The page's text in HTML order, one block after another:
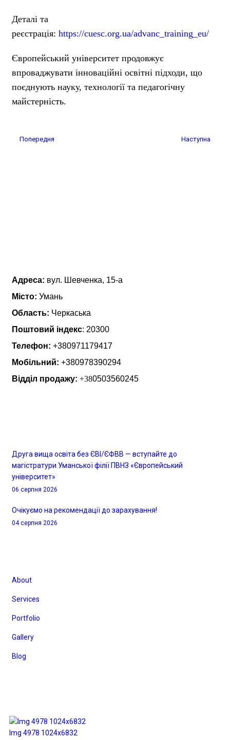
Деталі та
реєстрація: https://cuesc.org.ua/advanc_training_eu/
Європейський університет продовжує
впроваджувати інноваційні освітні підходи, що
поєднують науку, технології та педагогічну
майстерність.
Попередня стаття: Майстер-клас «Картина-оберіг: творчість, що
Попередня Наступна
Наступна
Адреса: вул. Шевченка, 15-а
Місто: Умань
Область: Черкаська
Поштовий індекс: 20300
Телефон: +380971179417
Мобільний: +380978390294
Відділ продажу: +380503560245
Друга вища освіта без ЄВІ/ЄФВВ — вступайте до
магістратури Уманської філії ПВНЗ «Європейський
університет»
06 серпня 2026
Очікуємо на рекомендації до зарахування!
04 серпня 2026
About
Services
Portfolio
Gallery
Blog
Img 4978 1024x6832